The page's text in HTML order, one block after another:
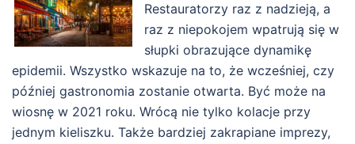
Restauratorzy raz z nadzieją, a
raz z niepokojem wpatrują się w
słupki obrazujące dynamikę
epidemii. Wszystko wskazuje na to, że wcześniej, czy
później gastronomia zostanie otwarta. Być może na
wiosnę w 2021 roku. Wrócą nie tylko kolacje przy
jednym kieliszku. Także bardziej zakrapiane imprezy,